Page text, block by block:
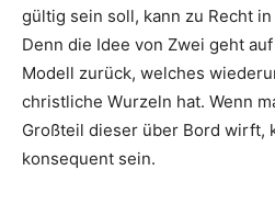
gültig sein soll, kann zu Recht
Denn die Idee von Zwei geht
Modell zurück, welches
christliche Wurzeln hat. Wenn
Großteil dieser über Bord wirft,
konsequent sein.